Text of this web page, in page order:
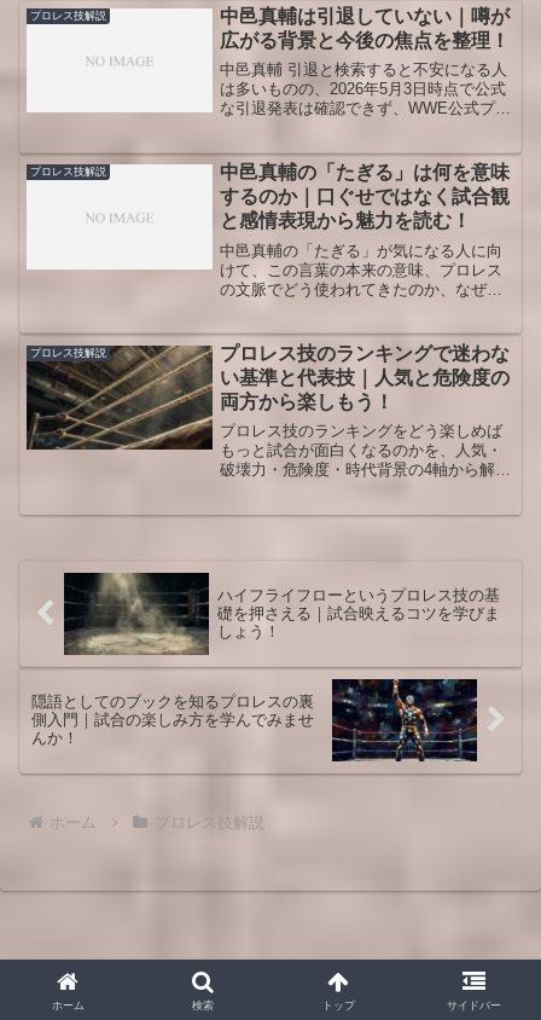
との違い、全文を探すときの注意点ま
で、プロレスファン目線でわかりやすく
まとめています。
プロレス技解説
中邑真輔は引退していない｜噂が
広がる背景と今後の焦点を整理！
中邑真輔 引退と検索すると不安になる人
は多いものの、2026年5月3日時点で公式
な引退発表は確認できず、WWE公式プロ
がった理由、過去発言の読み方、今後の
引退時期を見極める視点まで、プロレス
ファン目線で整理します。
プロレス技解説
中邑真輔の「たぎる」は何を意味
するのか｜口ぐせではなく試合観
と感情表現から魅力を読む！
中邑真輔の「たぎる」が気になる人に向
けて、この言葉の本来の意味、プロレス
の文脈でどう使われてきたのか、なぜ
リフではなく、試合への高揚、相手への
要求、観客との共有まで含めた中邑真輔
らしさを、観戦ポイントや誤解しやすい
点も含めて丁寧にまとめました。
プロレス技解説
プロレス技のランキングで迷わな
い基準と代表技｜人気と危険度の
両方から楽しもう！
プロレス技のランキングをどう楽しめば
もっと試合が面白くなるのかを、人気・
破壊力・危険度・時代背景の4軸から解説
ハイフライフローというプロレス技の基
礎を押さえる｜試合映えるコツを学びま
しょう！
隠語としてのブックを知るプロレスの裏
側入門｜試合の楽しみ方を学んでみませ
んか！
ホーム プロレス技解説
ホーム 検索 トップ サイドバー